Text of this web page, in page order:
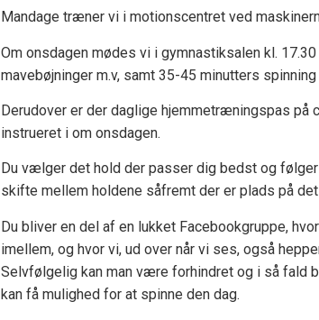
Mandage træner vi i motionscentret ved
Om onsdagen mødes vi i gymnastiksalen kl.
mavebøjninger m.v, samt 35-45 minutters
Derudover er der daglige hjemmetræningspas på
instrueret i om onsdagen.
Du vælger det hold der passer dig bedst og
skifte mellem holdene såfremt der er plads på
Du bliver en del af en lukket Facebookgruppe,
imellem, og hvor vi, ud over når vi ses, også
Selvfølgelig kan man være forhindret og i så fald
kan få mulighed for at spinne den dag.